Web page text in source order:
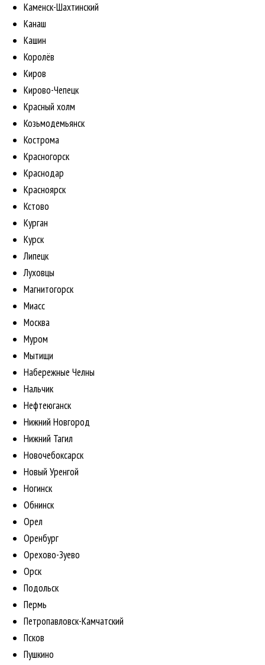
Каменск-Шахтинский
Канаш
Кашин
Королёв
Киров
Кирово-Чепецк
Красный холм
Козьмодемьянск
Кострома
Красногорск
Краснодар
Красноярск
Кстово
Курган
Курск
Липецк
Луховцы
Магнитогорск
Миасс
Москва
Муром
Мытищи
Набережные Челны
Нальчик
Нефтеюганск
Нижний Новгород
Нижний Тагил
Новочебоксарск
Новый Уренгой
Ногинск
Обнинск
Орел
Оренбург
Орехово-Зуево
Орск
Подольск
Пермь
Петропавловск-Камчатский
Псков
Пушкино